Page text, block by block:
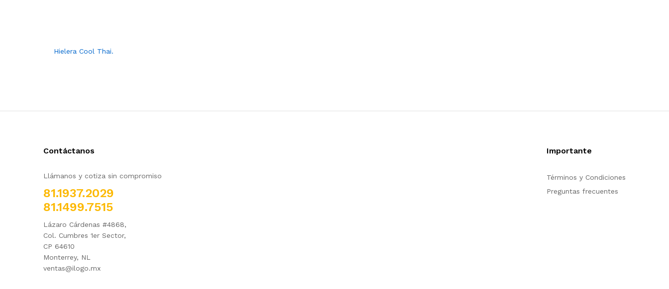
Hielera Cool Thai.
Contáctanos
Llámanos y cotiza sin compromiso
81.1937.2029
81.1499.7515
Lázaro Cárdenas #4868,
Col. Cumbres 1er Sector,
CP 64610
Monterrey, NL
ventas@ilogo.mx
Importante
Términos y Condiciones
Preguntas frecuentes